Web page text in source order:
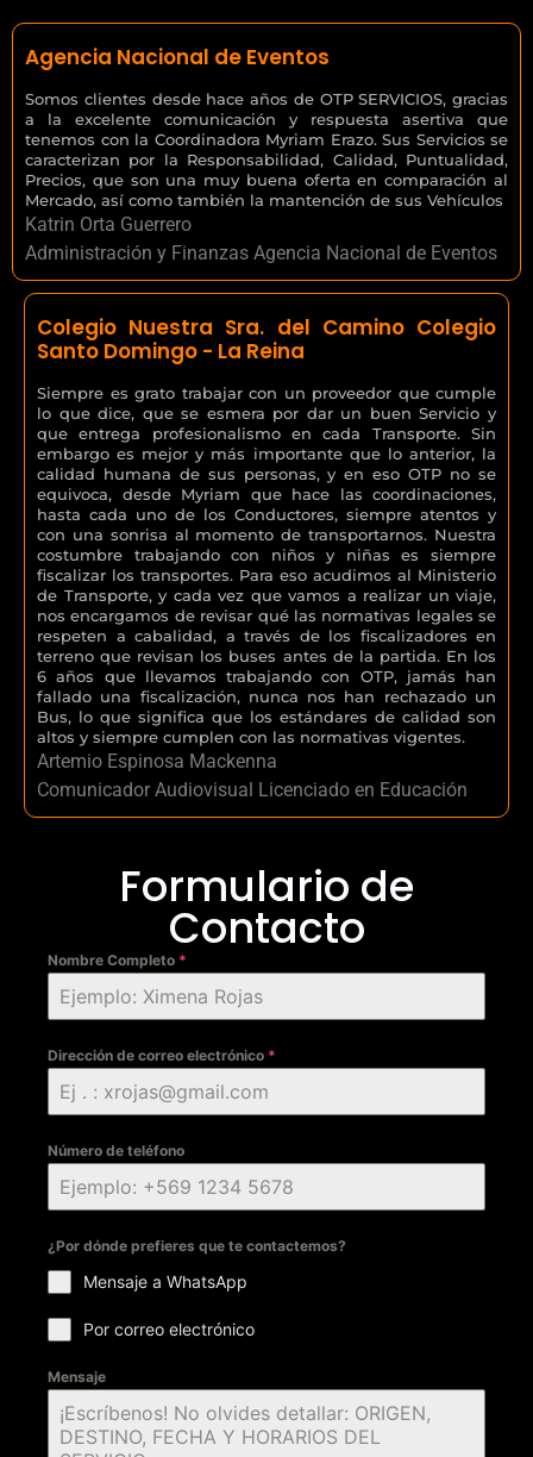
Agencia Nacional de Eventos
Somos clientes desde hace años de OTP SERVICIOS, gracias
a la excelente comunicación y respuesta asertiva que
tenemos con la Coordinadora Myriam Erazo. Sus Servicios se
caracterizan por la Responsabilidad, Calidad, Puntualidad,
Precios, que son una muy buena oferta en comparación al
Mercado, así como también la mantención de sus Vehículos
Katrin Orta Guerrero
Administración y Finanzas Agencia Nacional de Eventos
Colegio Nuestra Sra. del Camino Colegio
Santo Domingo - La Reina
Siempre es grato trabajar con un proveedor que cumple
lo que dice, que se esmera por dar un buen Servicio y
que entrega profesionalismo en cada Transporte. Sin
embargo es mejor y más importante que lo anterior, la
calidad humana de sus personas, y en eso OTP no se
equivoca, desde Myriam que hace las coordinaciones,
hasta cada uno de los Conductores, siempre atentos y
con una sonrisa al momento de transportarnos. Nuestra
costumbre trabajando con niños y niñas es siempre
fiscalizar los transportes. Para eso acudimos al Ministerio
de Transporte, y cada vez que vamos a realizar un viaje,
nos encargamos de revisar qué las normativas legales se
respeten a cabalidad, a través de los fiscalizadores en
terreno que revisan los buses antes de la partida. En los
6 años que llevamos trabajando con OTP, jamás han
fallado una fiscalización, nunca nos han rechazado un
Bus, lo que significa que los estándares de calidad son
altos y siempre cumplen con las normativas vigentes.
Artemio Espinosa Mackenna
Comunicador Audiovisual Licenciado en Educación
Formulario de
Contacto
Nombre Completo *
Dirección de correo electrónico *
Número de teléfono
¿Por dónde prefieres que te contactemos?
Mensaje a WhatsApp
Por correo electrónico
Mensaje